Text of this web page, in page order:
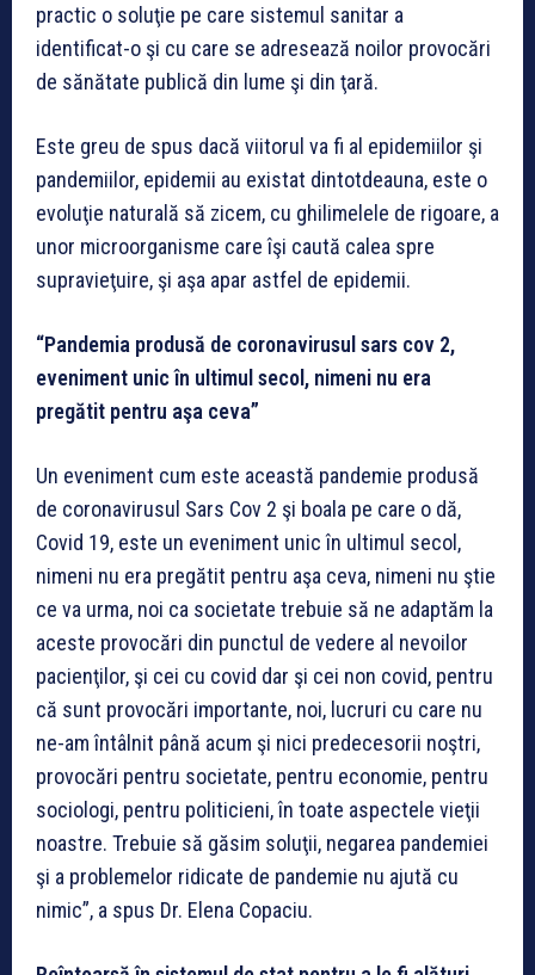
practic o soluţie pe care sistemul sanitar a
identificat-o şi cu care se adresează noilor provocări
de sănătate publică din lume şi din ţară.
Este greu de spus dacă viitorul va fi al epidemiilor şi
pandemiilor, epidemii au existat dintotdeauna, este o
evoluţie naturală să zicem, cu ghilimelele de rigoare, a
unor microorganisme care îşi caută calea spre
supravieţuire, şi aşa apar astfel de epidemii.
“Pandemia produsă de coronavirusul sars cov 2,
eveniment unic în ultimul secol, nimeni nu era
pregătit pentru aşa ceva”
Un eveniment cum este această pandemie produsă
de coronavirusul Sars Cov 2 şi boala pe care o dă,
Covid 19, este un eveniment unic în ultimul secol,
nimeni nu era pregătit pentru aşa ceva, nimeni nu ştie
ce va urma, noi ca societate trebuie să ne adaptăm la
aceste provocări din punctul de vedere al nevoilor
pacienţilor, şi cei cu covid dar şi cei non covid, pentru
că sunt provocări importante, noi, lucruri cu care nu
ne-am întâlnit până acum şi nici predecesorii noştri,
provocări pentru societate, pentru economie, pentru
sociologi, pentru politicieni, în toate aspectele vieţii
noastre. Trebuie să găsim soluţii, negarea pandemiei
şi a problemelor ridicate de pandemie nu ajută cu
nimic”, a spus Dr. Elena Copaciu.